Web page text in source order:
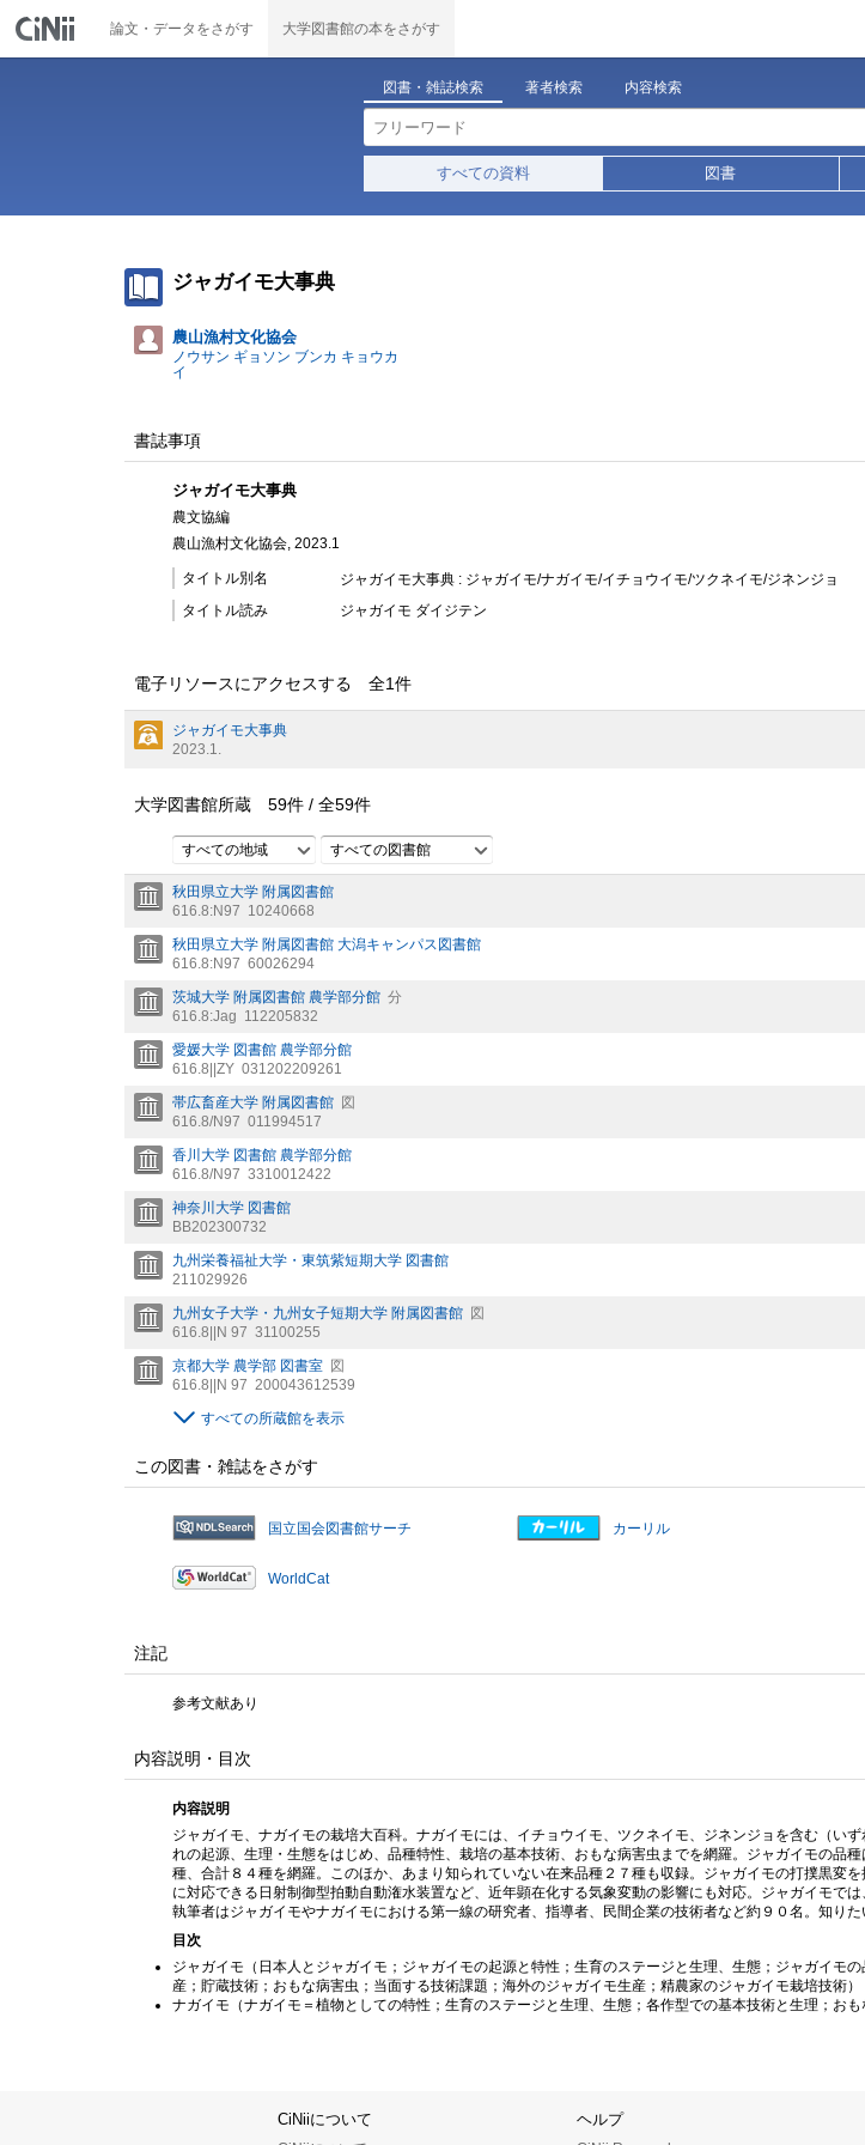
論文・データをさがす 大学図書館の本をさがす
図書・雑誌検索 著者検索 内容検索
すべての資料 図書
ジャガイモ大事典
農山漁村文化協会
ノウサン ギョソン ブンカ キョウカ
イ
書誌事項
ジャガイモ大事典
農文協編
農山漁村文化協会, 2023.1
タイトル別名
ジャガイモ大事典 : ジャガイモ/ナガイモ/イチョウイモ/ツクネイモ/ジネンジョ
タイトル読み
ジャガイモ ダイジテン
電子リソースにアクセスする 全1件
ジャガイモ大事典
2023.1.
大学図書館所蔵 59件 / 全59件
すべての地域 すべての図書館
秋田県立大学 附属図書館
616.8:N97 10240668
秋田県立大学 附属図書館 大潟キャンパス図書館
616.8:N97 60026294
茨城大学 附属図書館 農学部分館 分
616.8:Jag 112205832
愛媛大学 図書館 農学部分館
616.8||ZY 031202209261
帯広畜産大学 附属図書館 図
616.8/N97 011994517
香川大学 図書館 農学部分館
616.8/N97 3310012422
神奈川大学 図書館
BB202300732
九州栄養福祉大学・東筑紫短期大学 図書館
211029926
九州女子大学・九州女子短期大学 附属図書館 図
616.8||N 97 31100255
京都大学 農学部 図書室 図
616.8||N 97 200043612539
すべての所蔵館を表示
この図書・雑誌をさがす
国立国会図書館サーチ カーリル
WorldCat
注記
参考文献あり
内容説明・目次
内容説明
ジャガイモ、ナガイモの栽培大百科。ナガイモには、イチョウイモ、ツクネイモ、ジネンジョを含む（い
れの起源、生理・生態をはじめ、品種特性、栽培の基本技術、おもな病害虫までを網羅。ジャガイモの品
種、合計８４種を網羅。このほか、あまり知られていない在来品種２７種も収録。ジャガイモの打撲黒変
に対応できる日射制御型拍動自動潅水装置など、近年顕在化する気象変動の影響にも対応。ジャガイモで
執筆者はジャガイモやナガイモにおける第一線の研究者、指導者、民間企業の技術者など約９０名。知りた
目次
ジャガイモ（日本人とジャガイモ；ジャガイモの起源と特性；生育のステージと生理、生態；ジャガイモ
産；貯蔵技術；おもな病害虫；当面する技術課題；海外のジャガイモ生産；精農家のジャガイモ栽培技術）
ナガイモ（ナガイモ＝植物としての特性；生育のステージと生理、生態；各作型での基本技術と生理；おも
CiNiiについて ヘルプ